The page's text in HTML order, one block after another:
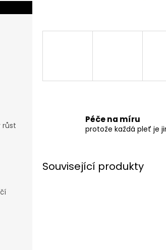
růst
Péče na míru
protože každá pleť je
Související produkty